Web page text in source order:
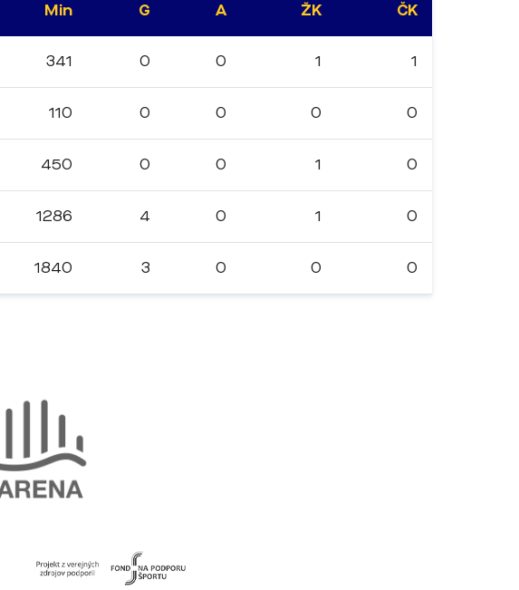
Min G A ŽK ČK
341 0 0 1 1
110 0 0 0 0
450 0 0 1 0
1286 4 0 1 0
1840 3 0 0 0